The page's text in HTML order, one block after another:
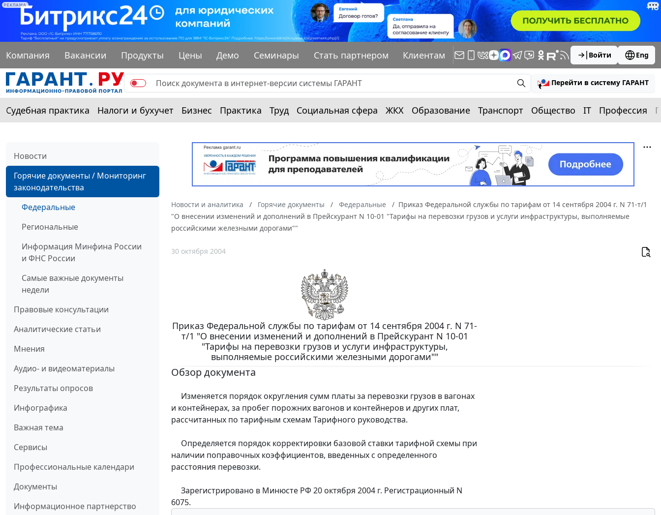
РЕКЛАМА
Компания Вакансии Продукты Цены Демо Семинары Стать партнером Клиентам Войти Eng
Перейти в систему ГАРАНТ
Судебная практика Налоги и бухучет Бизнес Практика Труд Социальная сфера ЖКХ Образование Транспорт Общество IT Профессия
Новости
Горячие документы / Мониторинг
законодательства
Федеральные
Региональные
Информация Минфина России
и ФНС России
Самые важные документы
недели
Правовые консультации
Аналитические статьи
Мнения
Аудио- и видеоматериалы
Результаты опросов
Инфографика
Важная тема
Сервисы
Профессиональные календари
Документы
Информационное партнерство
Новости и аналитика Горячие документы Федеральные
Приказ Федеральной службы по тарифам от 14 сентября 2004 г. N 71-т/1
"О внесении изменений и дополнений в Прейскурант N 10-01 "Тарифы на перевозки грузов и услуги инфраструктуры, выполняемые
российскими железными дорогами""
30 октября 2004
Приказ Федеральной службы по тарифам от 14 сентября 2004 г. N 71-
т/1 "О внесении изменений и дополнений в Прейскурант N 10-01
"Тарифы на перевозки грузов и услуги инфраструктуры,
выполняемые российскими железными дорогами""
Обзор документа
Изменяется порядок округления сумм платы за перевозки грузов в вагонах
и контейнерах, за пробег порожних вагонов и контейнеров и других плат,
рассчитанных по тарифным схемам Тарифного руководства.
Определяется порядок корректировки базовой ставки тарифной схемы при
наличии поправочных коэффициентов, введенных с определенного
расстояния перевозки.
Зарегистрировано в Минюсте РФ 20 октября 2004 г. Регистрационный N
6075.